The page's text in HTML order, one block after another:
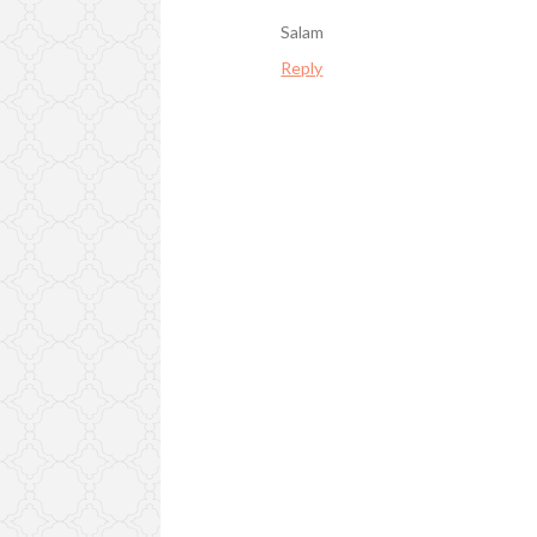
Salam
Reply